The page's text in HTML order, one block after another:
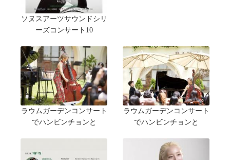
ソヌスアーツサウンドシリ
ーズコンサート10
ラウムガーデンコンサート
でハンビンチョンと
ラウムガーデンコンサート
でハンビンチョンと